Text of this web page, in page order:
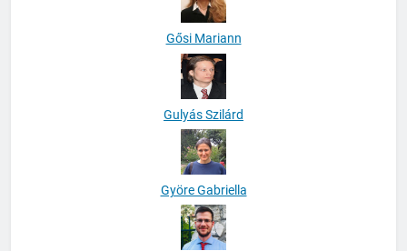
Gősi Mariann
Gulyás Szilárd
Györe Gabriella